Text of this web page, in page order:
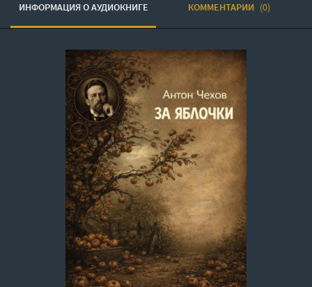
ИНФОРМАЦИЯ О АУДИОКНИГЕ КОММЕНТАРИИ (0)